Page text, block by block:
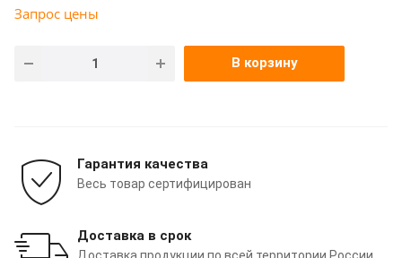
Запрос цены
В корзину
Гарантия качества
Весь товар сертифицирован
Доставка в срок
Доставка продукции по всей территории России